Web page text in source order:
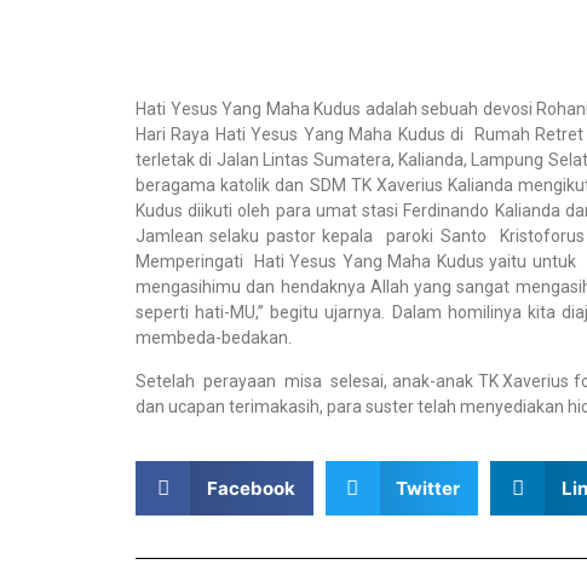
Hati Yesus Yang Maha Kudus adalah sebuah devosi
Hari Raya Hati Yesus Yang Maha Kudus di Rumah
terletak di Jalan Lintas Sumatera, Kalianda, Lampung
beragama katolik dan SDM TK Xaverius Kalianda
Kudus diikuti oleh para umat stasi Ferdinando Kalianda
Jamlean selaku pastor kepala paroki Santo
Memperingati Hati Yesus Yang Maha Kudus yaitu
mengasihimu dan hendaknya Allah yang sangat
seperti hati-MU,” begitu ujarnya. Dalam homilinya kita
membeda-bedakan.
Setelah perayaan misa selesai, anak-anak TK Xaverius
dan ucapan terimakasih, para suster telah menyediakan
Facebook Twitter